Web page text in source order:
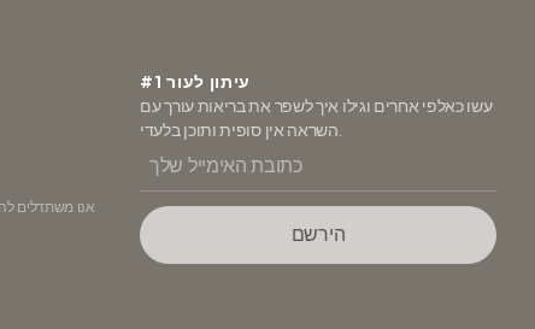
#1 עיתון לעור
עשו כאלפי אחרים וגילו איך לשפר את בריאות עורך עם
השראה אין סופית ותוכן בלעדי.
הירשם